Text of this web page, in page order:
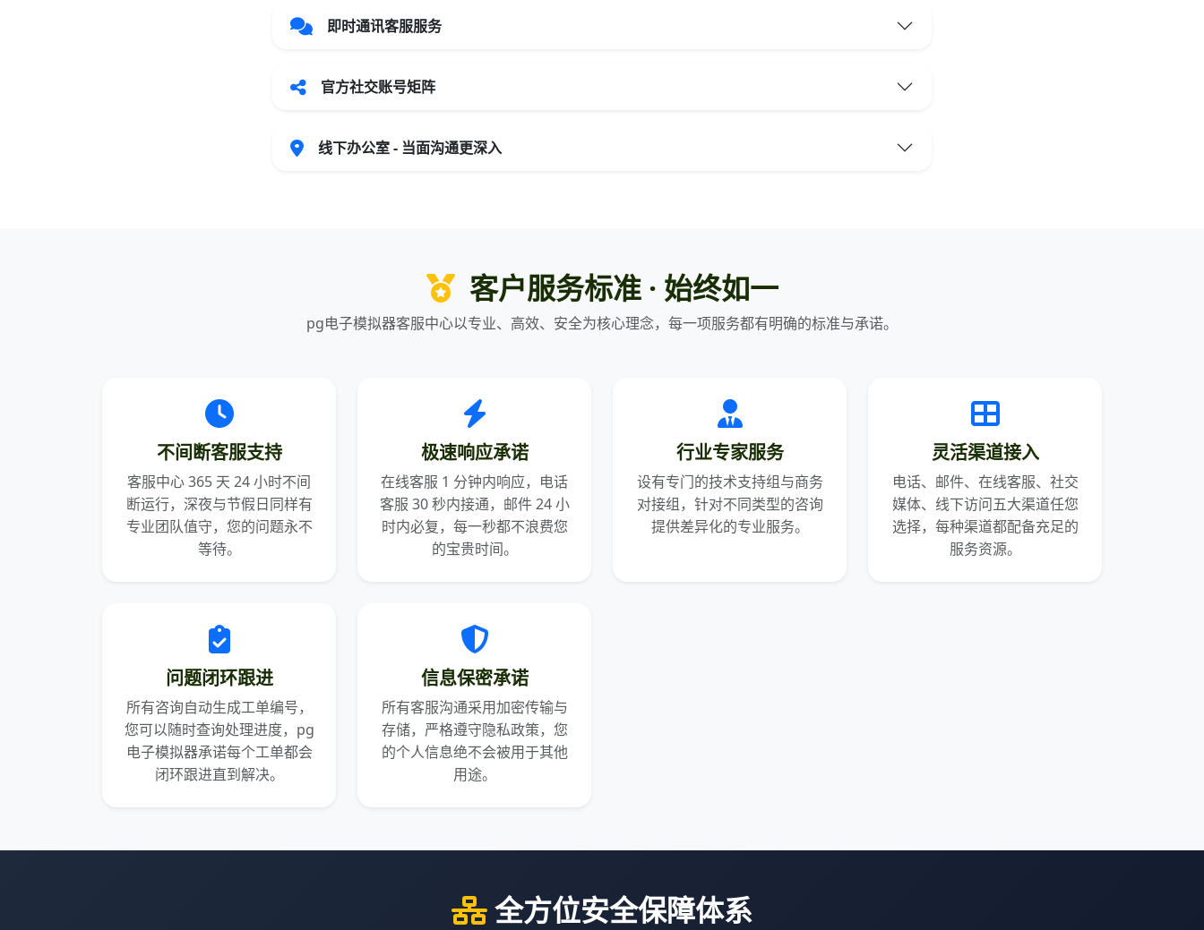
即时通讯客服服务
官方社交账号矩阵
线下办公室 - 当面沟通更深入
客户服务标准 · 始终如一
pg电子模拟器客服中心以专业、高效、安全为核心理念，每一项服务都有明确的标准与承诺。
不间断客服支持
客服中心 365 天 24 小时不间
断运行，深夜与节假日同样有
专业团队值守，您的问题永不
等待。
极速响应承诺
在线客服 1 分钟内响应，电话
客服 30 秒内接通，邮件 24 小
时内必复，每一秒都不浪费您
的宝贵时间。
行业专家服务
设有专门的技术支持组与商务
对接组，针对不同类型的咨询
提供差异化的专业服务。
灵活渠道接入
电话、邮件、在线客服、社交
媒体、线下访问五大渠道任您
选择，每种渠道都配备充足的
服务资源。
问题闭环跟进
所有咨询自动生成工单编号，
您可以随时查询处理进度，pg
电子模拟器承诺每个工单都会
闭环跟进直到解决。
信息保密承诺
所有客服沟通采用加密传输与
存储，严格遵守隐私政策，您
的个人信息绝不会被用于其他
用途。
全方位安全保障体系